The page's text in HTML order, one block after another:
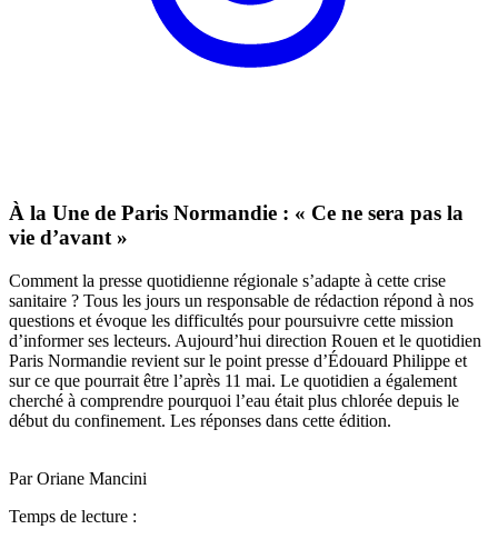
À la Une de Paris Normandie : « Ce ne sera pas la
vie d’avant »
Comment la presse quotidienne régionale s’adapte à cette crise
sanitaire ? Tous les jours un responsable de rédaction répond à nos
questions et évoque les difficultés pour poursuivre cette mission
d’informer ses lecteurs. Aujourd’hui direction Rouen et le quotidien
Paris Normandie revient sur le point presse d’Édouard Philippe et
sur ce que pourrait être l’après 11 mai. Le quotidien a également
cherché à comprendre pourquoi l’eau était plus chlorée depuis le
début du confinement. Les réponses dans cette édition.
Par Oriane Mancini
Temps de lecture :